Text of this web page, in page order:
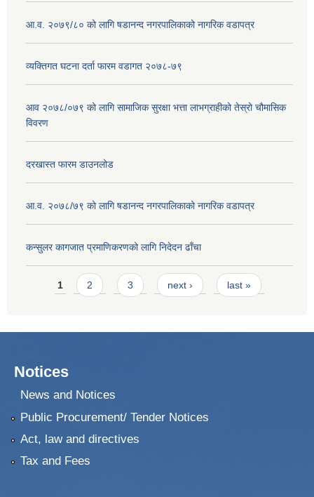
आ.व. २०७९/८० को लागि षडानन्द नगरपालिकाको नागरिक वडापत्र
व्यक्तिगत घटना दर्ता फारम वडागत २०७८-७९
आव २०७८/०७९ को लागि सामाजिक सुरक्षा भत्ता लाभग्राहीको तेस्रो चौमासिक
विवरण
दरखास्त फारम डाउनलोड
आ.व. २०७८/७९ को लागि षडानन्द नगरपालिकाको नागरिक वडापत्र
कन्सुलर कागजात प्रमाणिकरणको लागि निदेदन ढाँचा
Pages
1 2 3 next › last »
Notices
News and Notices
Public Procurement/ Tender Notices
Act, law and directives
Tax and Fees